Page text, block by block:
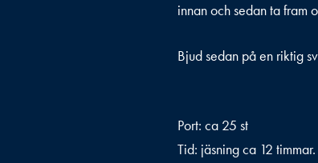
innan och sedan ta fram
Bjud sedan på en riktig
Port: ca 25 st
Tid: jäsning ca 12